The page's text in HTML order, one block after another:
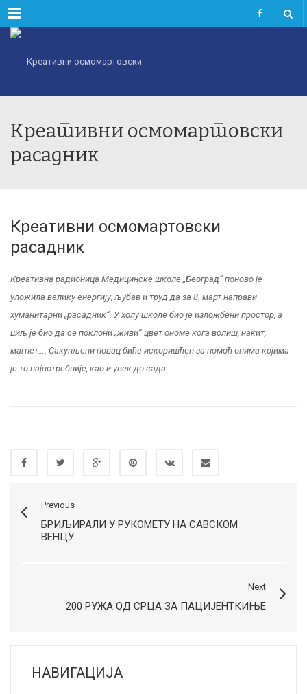
Menu
Креативни осмомартовски
расадник
Креативни осмомартовски
расадник
Креативна радионица Медицинске школе „Београд“ поново је
уложила велику енергију, љубав и труд да за 8. март направи
хуманитарни „расадник“. У холу школе био је изложбени простор, а
циљ је био да се поклони „живи“ цвет ономе кога волиш, накит,
магнет…. Сакупљени новац биће искоришћен за помоћ онима којима
је то најпотребније, као и увек до сада.
Previous
БРИЉИРАЛИ У РУКОМЕТУ НА САВСКОМ
ВЕНЦУ
Next
200 РУЖА ОД СРЦА ЗА ПАЦИЈЕНТКИЊЕ
НАВИГАЦИЈА